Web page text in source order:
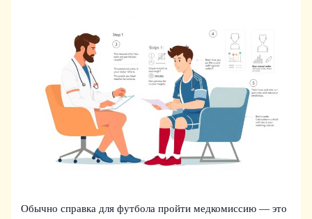
Обычно справка для футбола пройти медкомиссию — это